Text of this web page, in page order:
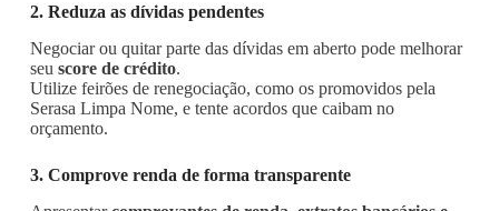
2. Reduza as dívidas pendentes
Negociar ou quitar parte das dívidas em aberto pode melhorar
seu score de crédito.
Utilize feirões de renegociação, como os promovidos pela
Serasa Limpa Nome, e tente acordos que caibam no
orçamento.
3. Comprove renda de forma transparente